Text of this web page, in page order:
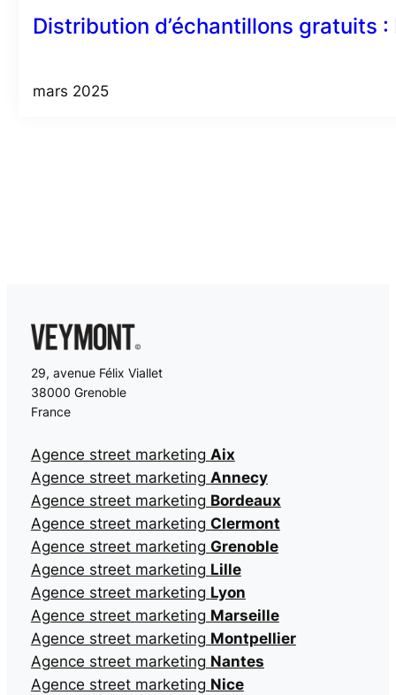
Distribution d’échantillons gratuits
mars 2025
29, avenue Félix Viallet
38000 Grenoble
France
Agence street marketing Aix
Agence street marketing Annecy
Agence street marketing Bordeaux
Agence street marketing Clermont
Agence street marketing Grenoble
Agence street marketing Lille
Agence street marketing Lyon
Agence street marketing Marseille
Agence street marketing Montpellier
Agence street marketing Nantes
Agence street marketing Nice